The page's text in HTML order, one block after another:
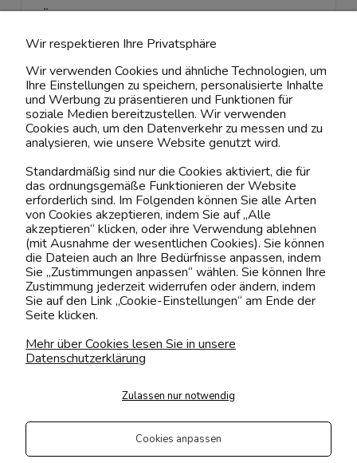
Kontaktiere uns!
0151 12200811
shop@yourhouse24.eu
Mo. - Fr. 07:00-15:00
ÜBER UNS & RECHTLICHES
MEIN ACCOUNT
BELIEBTE KATEGORIEN
Transportarten
Der Versand erfolgt per
private Spedition
Geprüfte Präsenz
Wir respektieren Ihre Privatsphäre
Wir verwenden Cookies und ähnliche Technologien, um
Ihre Einstellungen zu speichern, personalisierte Inhalte
und Werbung zu präsentieren und Funktionen für
soziale Medien bereitzustellen. Wir verwenden
Cookies auch, um den Datenverkehr zu messen und zu
analysieren, wie unsere Website genutzt wird.
Standardmäßig sind nur die Cookies aktiviert, die für
das ordnungsgemäße Funktionieren der Website
erforderlich sind. Im Folgenden können Sie alle Arten
von Cookies akzeptieren, indem Sie auf „Alle
akzeptieren“ klicken, oder ihre Verwendung ablehnen
(mit Ausnahme der wesentlichen Cookies). Sie können
die Dateien auch an Ihre Bedürfnisse anpassen, indem
Sie „Zustimmungen anpassen“ wählen. Sie können Ihre
Zustimmung jederzeit widerrufen oder ändern, indem
Sie auf den Link „Cookie-Einstellungen“ am Ende der
Seite klicken.
Mehr über Cookies lesen Sie in unsere
Datenschutzerklärung
Zulassen nur notwendig
Cookies anpassen